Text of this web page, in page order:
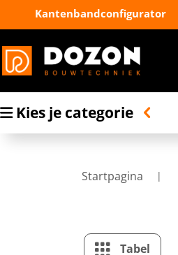
Kantenbandconfigurator
Kies je categorie
Startpagina
Tabel